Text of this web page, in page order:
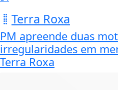
Terra Roxa
PM apreende duas
irregularidades em
Terra Roxa